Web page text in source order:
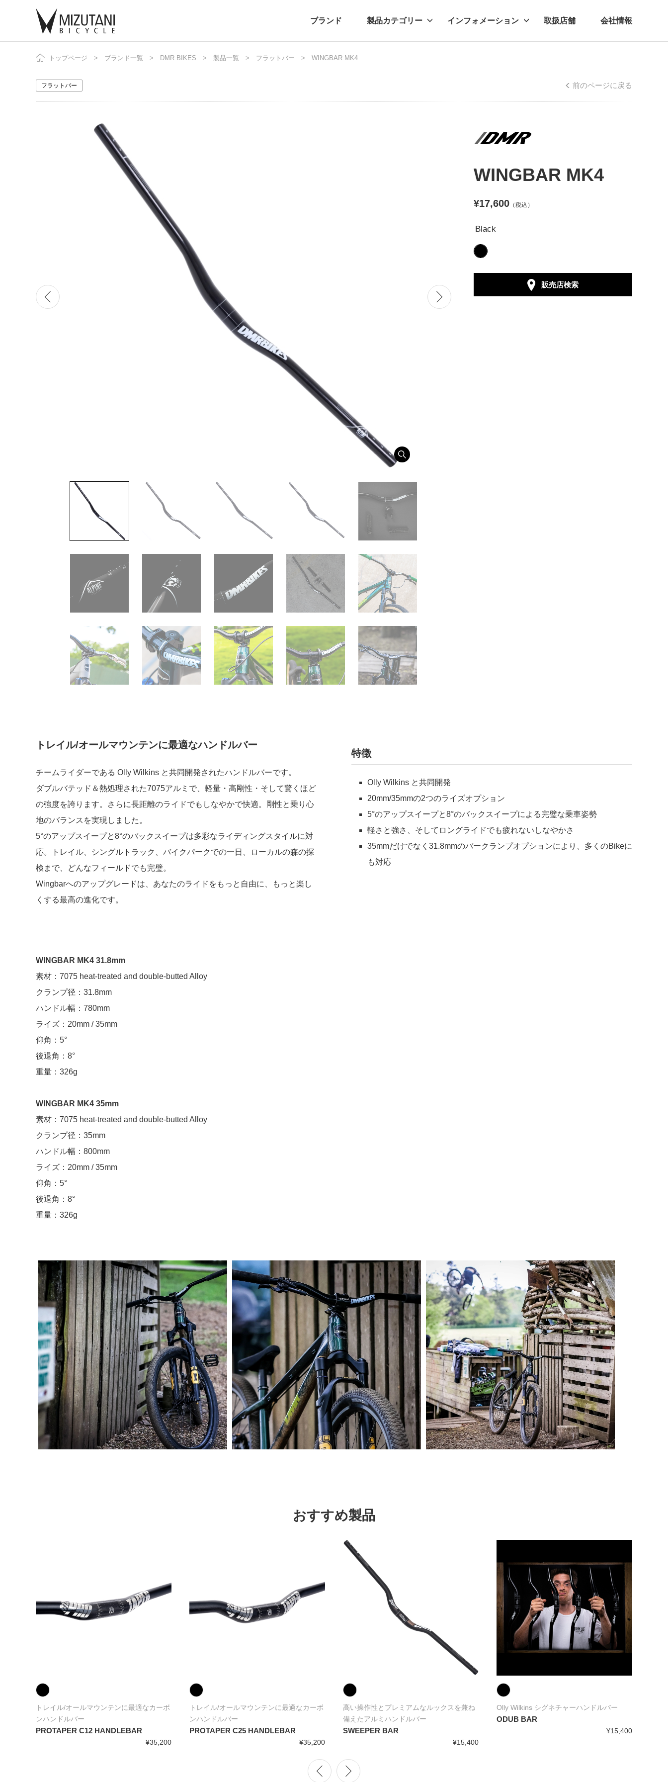
ブランド 製品カテゴリー
自転車 自転車パーツ アクセサリー
インフォメーション
ニュース プレスリリース
取扱店舗 会社情報
トップページ ブランド一覧 DMR BIKES 製品一覧 フラットバー WINGBAR MK4
フラットバー 前のページに戻る
WINGBAR MK4
¥17,600 （税込）
Black
販売店検索
トレイル/オールマウンテンに最適なハンドルバー
チームライダーである Olly Wilkins と共同開発されたハンドルバーです。
ダブルバテッド＆熱処理された7075アルミで、 軽量・高剛性・そして驚くほど
の強度を誇ります。さらに長距離のライドでもしなやかで快適。
剛性と乗り心
地のバランスを実現しました。
5°のアップスイープと8°のバックスイープは多彩なライディングスタイルに対
応。トレイル、シングルトラック、バイクパークでの一日、ローカルの森の探
検まで、どんなフィールドでも完璧。
Wingbarへのアップグレードは、あなたのライドをもっと自由に、もっと楽し
くする最高の進化です。
特徴
Olly Wilkins と共同開発
20mm/35mmの2つのライズオプション
5°のアップスイープと8°のバックスイープによる完璧な乗車姿勢
軽さと強さ、そしてロングライドでも疲れないしなやかさ
35mmだけでなく31.8mmのバークランプオプションにより、多くのBikeに
も対応
WINGBAR MK4 31.8mm
素材：7075 heat-treated and double-butted Alloy
クランプ径：31.8mm
ハンドル幅：780mm
ライズ：20mm / 35mm
仰角：5°
後退角：8°
重量：326g
WINGBAR MK4 35mm
素材：7075 heat-treated and double-butted Alloy
クランプ径：35mm
ハンドル幅：800mm
ライズ：20mm / 35mm
仰角：5°
後退角：8°
重量：326g
おすすめ製品
トレイル/オールマウンテンに最適なカーボ
ンハンドルバー
PROTAPER C12 HANDLEBAR
¥35,200
トレイル/オールマウンテンに最適なカーボ
ンハンドルバー
PROTAPER C25 HANDLEBAR
¥35,200
高い操作性とプレミアムなルックスを兼ね
備えたアルミハンドルバー
SWEEPER BAR
¥15,400
Olly Wilkins シグネチャーハンドルバー
ODUB BAR
¥15,400